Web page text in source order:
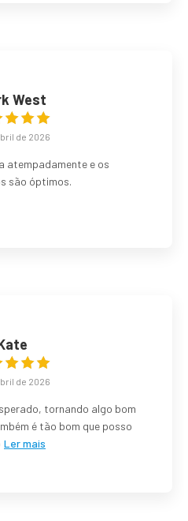
West
de 2026
atempadamente e os
são óptimos.
de 2026
tornando algo bom
é tão bom que posso
Ler mais